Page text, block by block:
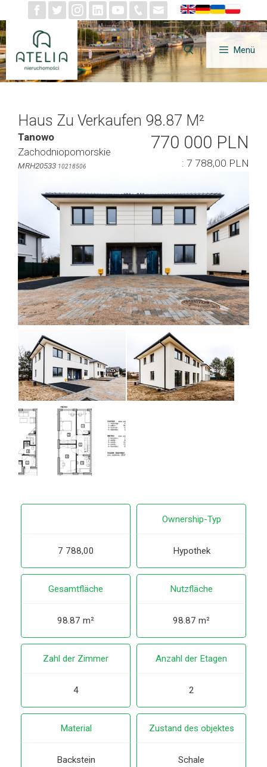
Inhalt
springen
Menü
Haus Zu Verkaufen 98.87 M²
Tanowo
Zachodniopomorskie
MRH20533 10218506
770 000 PLN
: 7 788,00 PLN
7 788,00
Ownership-Typ
Hypothek
Gesamtfläche
98.87 m²
Nutzfläche
98.87 m²
Zahl der Zimmer
4
Anzahl der Etagen
2
Material
Backstein
Zustand des objektes
Schale